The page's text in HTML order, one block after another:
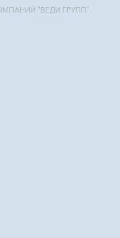
"ВЕДИ ГРУПП".